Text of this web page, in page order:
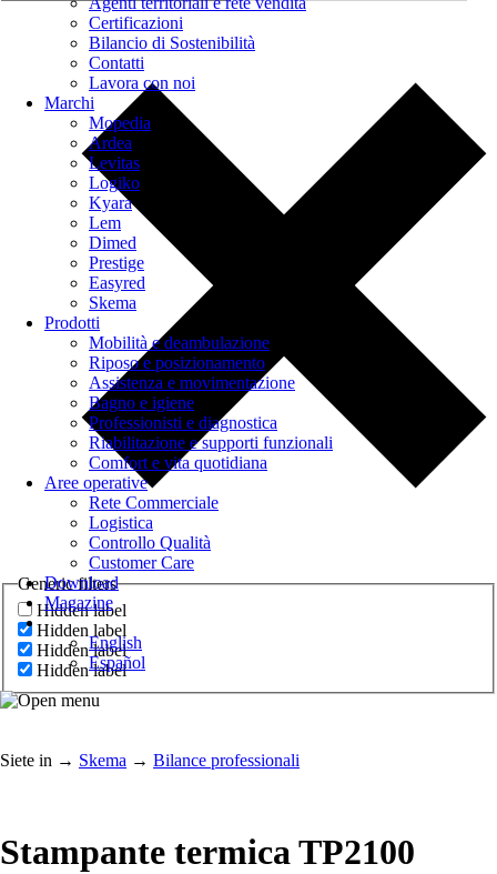
Generic filters
Hidden label
Hidden label
Hidden label
Hidden label
Certificazioni
Bilancio di Sostenibilità
Contatti
Lavora con noi
Marchi
Mopedia
Ardea
Levitas
Logiko
Kyara
Lem
Dimed
Prestige
Easyred
Skema
Prodotti
Mobilità e deambulazione
Riposo e posizionamento
Assistenza e movimentazione
Bagno e igiene
Professionisti e diagnostica
Riabilitazione e supporti funzionali
Comfort e vita quotidiana
Aree operative
Rete Commerciale
Logistica
Controllo Qualità
Customer Care
Download
Magazine
English
Español
Siete in → Skema → Bilance professionali
Stampante termica TP2100